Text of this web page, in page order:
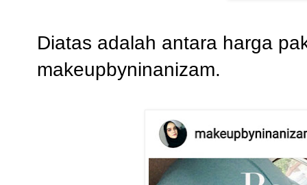
Diatas adalah antara harga
makeupbyninanizam.